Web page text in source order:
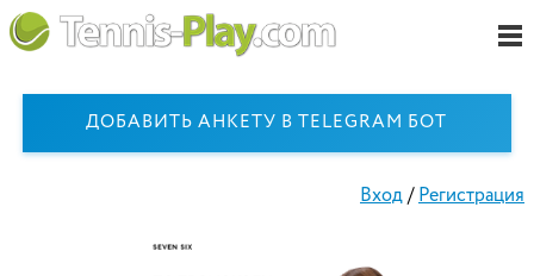
ДОБАВИТЬ АНКЕТУ В TELEGRAM БОТ
Вход/Регистрация